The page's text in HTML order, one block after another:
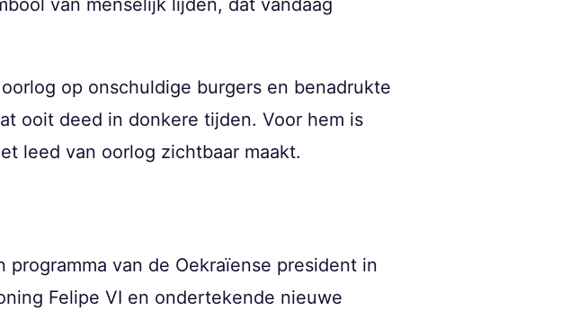
van menselijk lijden, dat vandaag
op onschuldige burgers en benadrukte
ooit deed in donkere tijden. Voor hem is
leed van oorlog zichtbaar maakt.
programma van de Oekraïense president in
Felipe VI en ondertekende nieuwe